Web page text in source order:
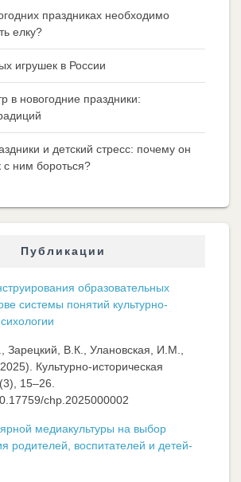
праздниках необходимо
елку?
игрушек в России
в новогодние праздники:
и детский стресс: почему он
с ним бороться?
Публикации
образовательных
системы понятий культурно-
Зарецкий, В.К., Улановская, И.М.,
Культурно-историческая
15–26.
chp.2025000002
медиакультуры на выбор
родителей, воспитателей и детей-